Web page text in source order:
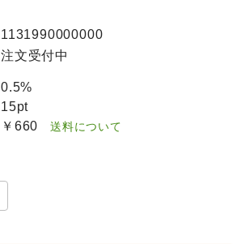
1131990000000
注文受付中
0.5%
15pt
￥660 送料について